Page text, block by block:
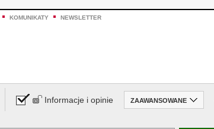
KOMUNIKATY NEWSLETTER
Informacje i opinie ZAAWANSOWANE